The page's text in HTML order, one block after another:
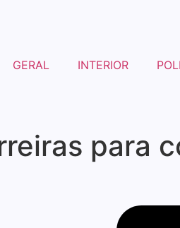
GERAL INTERIOR
para